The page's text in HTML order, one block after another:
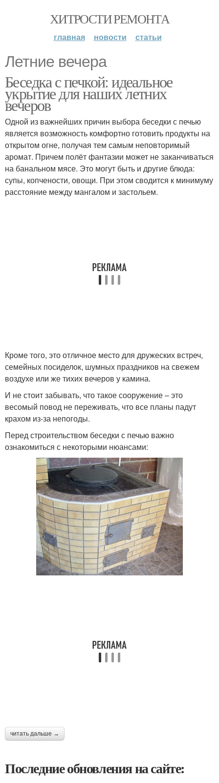
ХИТРОСТИ РЕМОНТА
главная новости статьи
Летние вечера
Беседка с печкой: идеальное
укрытие для наших летних
вечеров
Одной из важнейших причин выбора беседки с печью
является возможность комфортно готовить продукты на
открытом огне, получая тем самым неповторимый
аромат. Причем полёт фантазии может не заканчиваться
на банальном мясе. Это могут быть и другие блюда:
супы, копчености, овощи. При этом сводится к минимуму
расстояние между мангалом и застольем.
Кроме того, это отличное место для дружеских встреч,
семейных посиделок, шумных праздников на свежем
воздухе или же тихих вечеров у камина.
И не стоит забывать, что такое сооружение – это
весомый повод не переживать, что все планы падут
крахом из-за непогоды.
Перед строительством беседки с печью важно
ознакомиться с некоторыми нюансами:
читать дальше →
Последние обновления на сайте: